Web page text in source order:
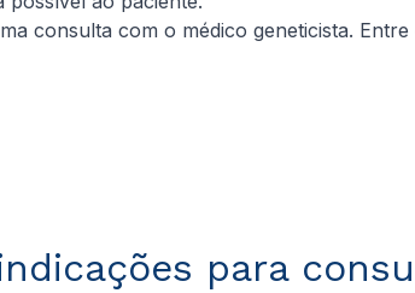
consulta com o médico geneticista. Entre
para